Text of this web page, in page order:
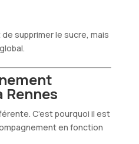
supprimer le sucre, mais
Rennes
C’est pourquoi il est
en fonction